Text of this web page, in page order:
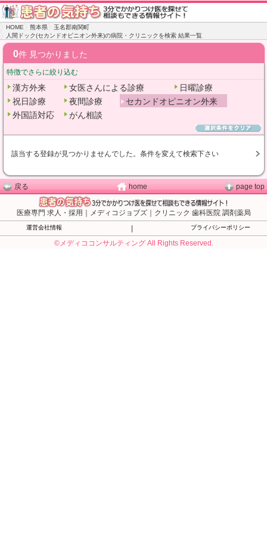
HOME 熊本県
玉名郡南関町
人間ドック(セカンドオピニオン外来)の病院・クリニックを検索 結果一覧
0件 見つかりました
特徴でさらに絞り込む
漢方外来 女医さんによる診療
日曜診療
祝日診療
夜間診療
セカンドオピニオン外来
外国語対応
がん相談
該当する登録が見つかりませんでした。条件を変えて検索下さい
戻る home page top
医療専門 求人・採用｜メディコジョブズ｜クリニック 歯科医院 調剤薬局
運営会社情報 プライバシーポリシー
©メディココンサルティング All Rights Reserved.